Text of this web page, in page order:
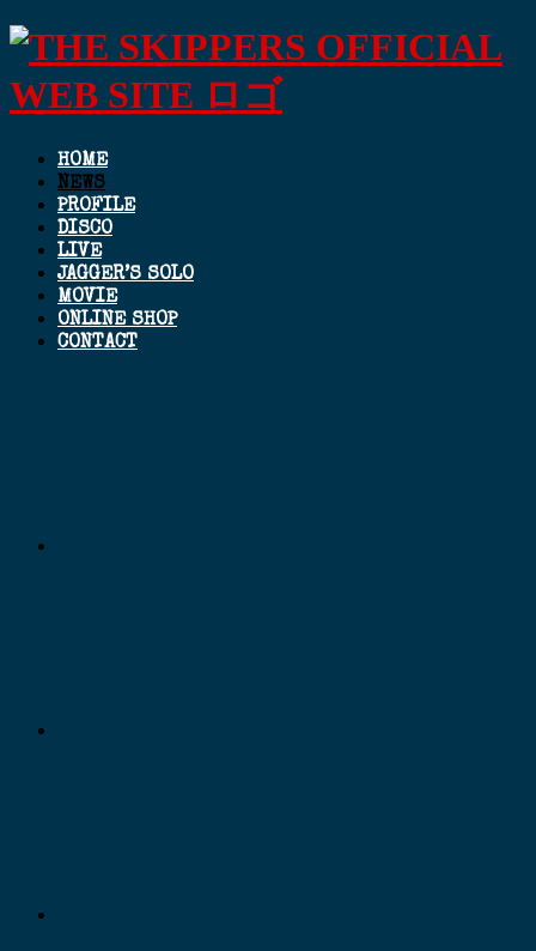
HOME
NEWS
PROFILE
DISCO
LIVE
JAGGER’S SOLO
MOVIE
ONLINE SHOP
CONTACT